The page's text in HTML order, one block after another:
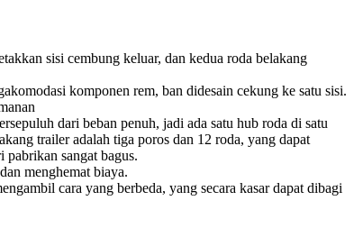
sisi cembung keluar, dan kedua roda belakang
komponen rem, ban didesain cekung ke satu sisi.
dari beban penuh, jadi ada satu hub roda di satu
trailer adalah tiga poros dan 12 roda, yang dapat
sangat bagus.
menghemat biaya.
cara yang berbeda, yang secara kasar dapat dibagi